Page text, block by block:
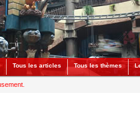
Tous les articles Tous les thèmes